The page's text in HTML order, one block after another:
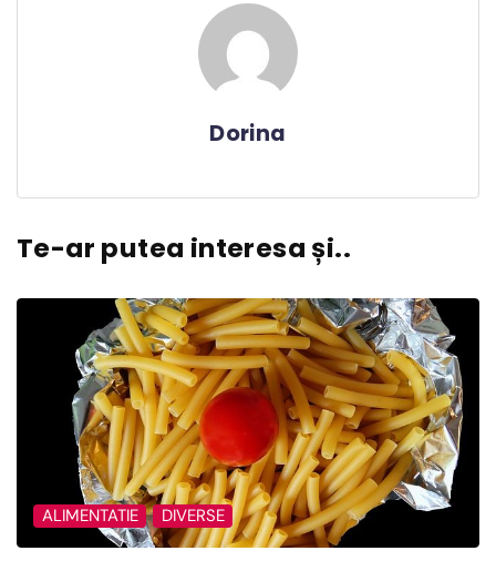
Dorina
Te-ar putea interesa și..
ALIMENTATIE DIVERSE